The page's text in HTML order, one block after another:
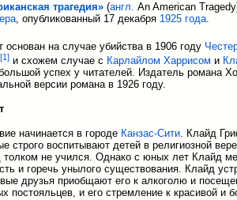
трагедия» (англ. An American Tragedy
, опубликованный 17 декабря 1925 года.
на случае убийства в 1906 году
[1] и схожем случае с Карлайлом Харрисом и
успех у читателей. Издатель романа
версии романа в 1926 году.
начинается в городе Канзас-Сити. Клайд
строго воспитывают детей в религиозной
толком не учился. Однако с юных лет Клайд
и горечь унылого существования. Клайд
друзья приобщают его к алкоголю и
постояльцев, и его стремление к красивой и